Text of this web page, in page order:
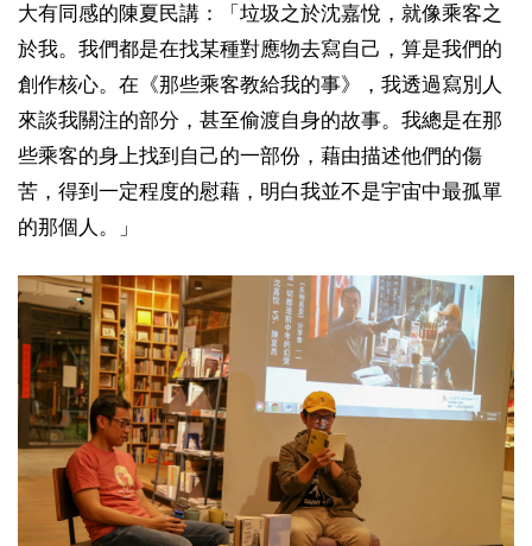
大有同感的陳夏民講：「垃圾之於沈嘉悅，就像乘客之
於我。我們都是在找某種對應物去寫自己，算是我們的
創作核心。在《那些乘客教給我的事》，我透過寫別人
來談我關注的部分，甚至偷渡自身的故事。我總是在那
些乘客的身上找到自己的一部份，藉由描述他們的傷
苦，得到一定程度的慰藉，明白我並不是宇宙中最孤單
的那個人。」